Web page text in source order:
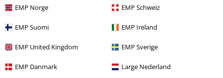
EMP Norge EMP Schweiz
EMP Suomi EMP Ireland
EMP United Kingdom EMP Sverige
EMP Danmark Large Nederland
kr 471.95